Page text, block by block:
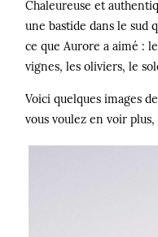
Chaleureuse et
une bastide dans le sud
ce que Aurore a aimé :
vignes, les oliviers, le
Voici quelques images
vous voulez en voir